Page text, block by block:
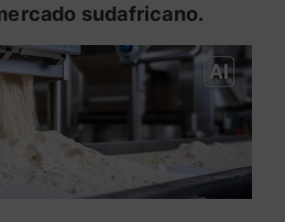
sudafricano.